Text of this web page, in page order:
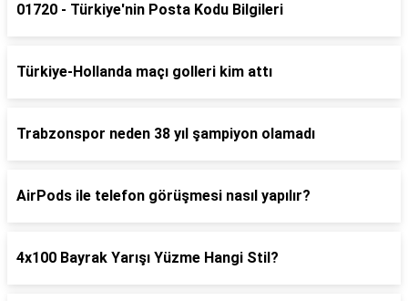
01720 - Türkiye'nin Posta Kodu Bilgileri
Türkiye-Hollanda maçı golleri kim attı
Trabzonspor neden 38 yıl şampiyon olamadı
AirPods ile telefon görüşmesi nasıl yapılır?
4x100 Bayrak Yarışı Yüzme Hangi Stil?